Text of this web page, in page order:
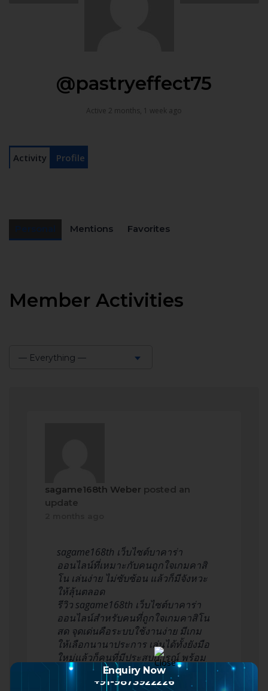
@pastryeffect75
Active 2 months, 1 week ago
Activity Profile
Mentions Favorites
Member Activities
— Everything —
sagame168th Weber posted an
update
sagame168th เว็บไซต์บาคาร่า
ออนไลน์ที่เหมาะกับคนถูกใจเกมคาสิ
โน เล่นง่าย ไม่ซับซ้อน แล้วก็มีจังหวะ
ให้ลุ้นตลอด
รีวิว sagame168th เว็บไซต์บาคาร่า
ออนไลน์สำหรับคนที่ถูกใจเกมคาสิโน
สด จุดเด่นคือระบบใช้งานง่าย มีเกม
ให้เลือกนานาประการ เล่นได้ทั้งยังมือ
ใหม่แล้วก็คนที่มีประสบการณ์ พร้อม
แนะนำวิธีเล่นแบบมีสติสัมปชัญญะ
รวมทั้งควบคุมง…
Read more
Enquiry Now
+91-9873922226